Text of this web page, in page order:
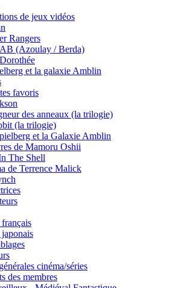
de jeux vidéos
Rangers
(Azoulay / Berda)
et la galaxie Amblin
favoris
des anneaux (la trilogie)
(la trilogie)
et la Galaxie Amblin
de Mamoru Oshii
The Shell
de Terrence Malick
cinéma/séries
des membres